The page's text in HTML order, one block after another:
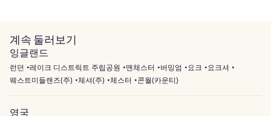
계속 둘러보기
잉글랜드
런던 레이크 디스트릭트 주립공원 맨체스터 버밍엄 요크
요크셔
웨스트미들랜즈(주) 체셔(주) 체스터 콘월(카운티)
영국